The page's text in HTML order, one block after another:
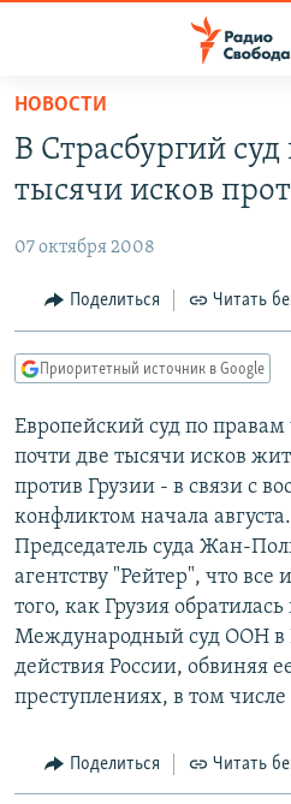
упрощенного
доступа
основному
Вернутся
главной
навигации
Вернутся
поиску
ПРОГРАММЫ
ПОДКАСТЫ
ЦИТАТЫ СВОБОДЫ
МНЕНИЯ
IDEL.РЕАЛИИ
КАВКАЗ.РЕАЛИИ
СЕВЕР.РЕАЛИИ
СИБИРЬ.РЕАЛИИ
РАСПИСАНИЕ ВЕЩАНИЯ
ПОДПИШИТЕСЬ НА
СОЦИАЛЬНЫЕ СЕТИ
НОВОСТИ
В Страсбургий
тысячи исков
07 октября 2008
Поделиться Читать
Приоритетный источник в Google
Европейский суд по
почти две тысячи исков
против Грузии - в связи с
конфликтом начала августа.
Председатель суда Жан-
агентству "Рейтер", что все
того, как Грузия
Международный суд ООН в
действия России, обвиняя
преступлениях, в том
Поделиться Читать